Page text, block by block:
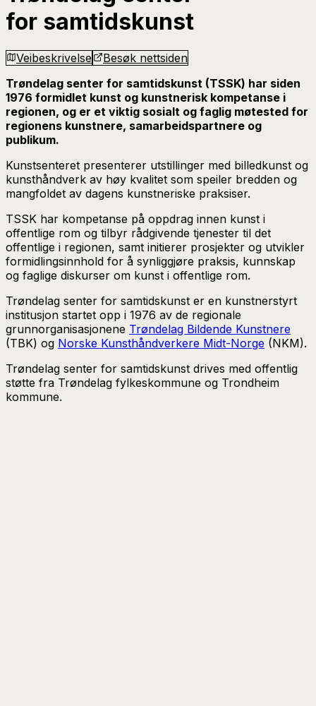
for samtidskunst
Veibeskrivelse
Besøk nettsiden
Trøndelag senter for samtidskunst (TSSK) har siden
1976 formidlet kunst og kunstnerisk kompetanse i
regionen, og er et viktig sosialt og faglig møtested for
regionens kunstnere, samarbeidspartnere og
publikum.
Kunstsenteret presenterer utstillinger med billedkunst og
kunsthåndverk av høy kvalitet som speiler bredden og
mangfoldet av dagens kunstneriske praksiser.
TSSK har kompetanse på oppdrag innen kunst i
offentlige rom og tilbyr rådgivende tjenester til det
offentlige i regionen, samt initierer prosjekter og utvikler
formidlingsinnhold for å synliggjøre praksis, kunnskap
og faglige diskurser om kunst i offentlige rom.
Trøndelag senter for samtidskunst er en kunstnerstyrt
institusjon startet opp i 1976 av de regionale
grunnorganisasjonene Trøndelag Bildende Kunstnere
(TBK) og Norske Kunsthåndverkere Midt-Norge (NKM).
Trøndelag senter for samtidskunst drives med offentlig
støtte fra Trøndelag fylkeskommune og Trondheim
kommune.